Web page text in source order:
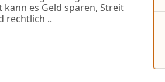
kann es Geld sparen, Streit
rechtlich ..